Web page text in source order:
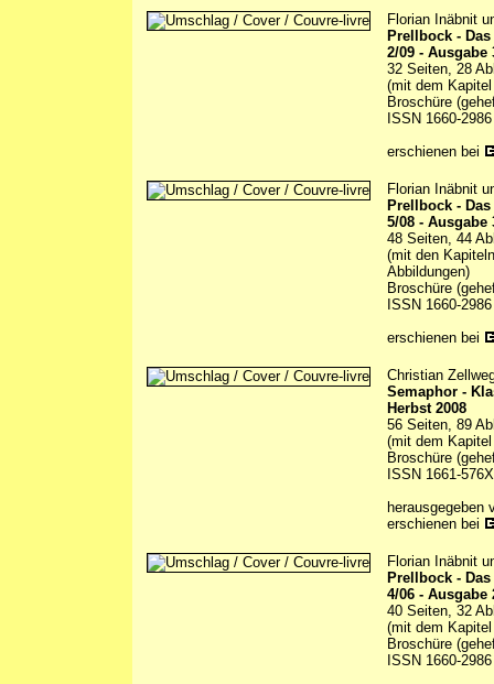
Florian Inäbnit
Prellbock -
2/09 - Ausgabe
32 Seiten, 28
(mit dem
Broschüre
ISSN 1660-2986
erschienen bei
Florian Inäbnit
Prellbock -
5/08 - Ausgabe
48 Seiten, 44
(mit den
Abbildungen)
Broschüre
ISSN 1660-2986
erschienen bei
Christian
Semaphor -
Herbst 2008
56 Seiten, 89
(mit dem
Broschüre
ISSN 1661-576X
herausgegeben
erschienen bei
Florian Inäbnit
Prellbock -
4/06 - Ausgabe
40 Seiten, 32
(mit dem
Broschüre
ISSN 1660-2986